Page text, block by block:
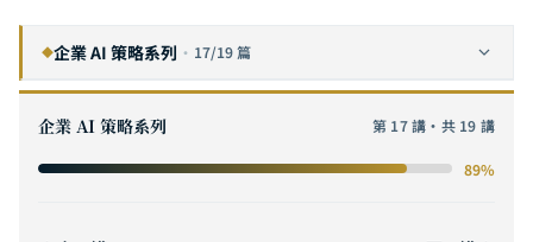
◆企業 AI 策略系列 · 17/19 篇
企業 AI 策略系列 第 17 講・共 19 講
89%